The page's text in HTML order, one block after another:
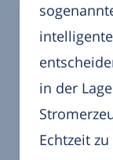
in der
Echtzeit